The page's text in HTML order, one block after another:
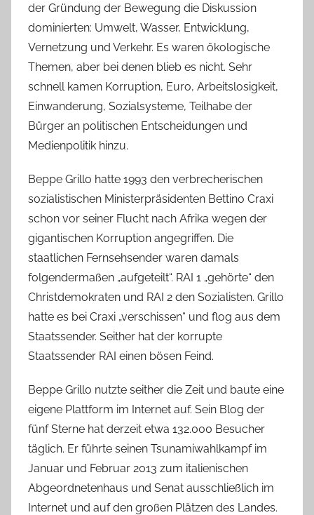
der Gründung der Bewegung die Diskussion
dominierten: Umwelt, Wasser, Entwicklung,
Vernetzung und Verkehr. Es waren ökologische
Themen, aber bei denen blieb es nicht. Sehr
schnell kamen Korruption, Euro, Arbeitslosigkeit,
Einwanderung, Sozialsysteme, Teilhabe der
Bürger an politischen Entscheidungen und
Medienpolitik hinzu.
Beppe Grillo hatte 1993 den verbrecherischen
sozialistischen Ministerpräsidenten Bettino Craxi
schon vor seiner Flucht nach Afrika wegen der
gigantischen Korruption angegriffen. Die
staatlichen Fernsehsender waren damals
folgendermaßen „aufgeteilt“. RAI 1 „gehörte“ den
Christdemokraten und RAI 2 den Sozialisten. Grillo
hatte es bei Craxi „verschissen“ und flog aus dem
Staatssender. Seither hat der korrupte
Staatssender RAI einen bösen Feind.
Beppe Grillo nutzte seither die Zeit und baute eine
eigene Plattform im Internet auf. Sein Blog der
fünf Sterne hat derzeit etwa 132.000 Besucher
täglich. Er führte seinen Tsunamiwahlkampf im
Januar und Februar 2013 zum italienischen
Abgeordnetenhaus und Senat ausschließlich im
Internet und auf den großen Plätzen des Landes.